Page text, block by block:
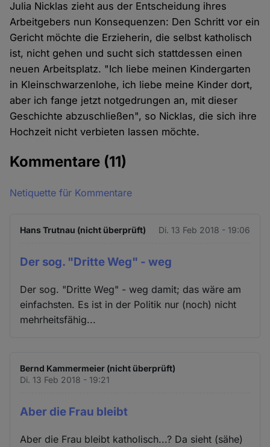
Julia Nicklas zieht aus der Entscheidung ihres
Arbeitgebers nun Konsequenzen: Den Schritt vor ein
Gericht möchte die Erzieherin, die selbst katholisch
ist, nicht gehen und sucht sich stattdessen einen
neuen Arbeitsplatz. "Ich liebe meinen Kindergarten
in Kleinschwarzenlohe, ich liebe meine Kinder dort,
aber ich fange jetzt notgedrungen an, mit dieser
Geschichte abzuschließen", so Nicklas, die sich ihre
Hochzeit nicht verbieten lassen möchte.
Kommentare (11)
Netiquette für Kommentare
Hans Trutnau (nicht überprüft) Di. 13 Feb 2018 - 19:06
Der sog. "Dritte Weg" - weg
Der sog. "Dritte Weg" - weg damit; das wäre am
einfachsten. Es ist in der Politik nur (noch) nicht
mehrheitsfähig...
Bernd Kammermeier (nicht überprüft)
Di. 13 Feb 2018 - 19:21
Aber die Frau bleibt
Aber die Frau bleibt katholisch...? Da sieht (sähe)